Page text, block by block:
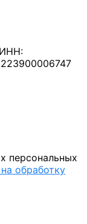
ИНН:
персональных
обработку